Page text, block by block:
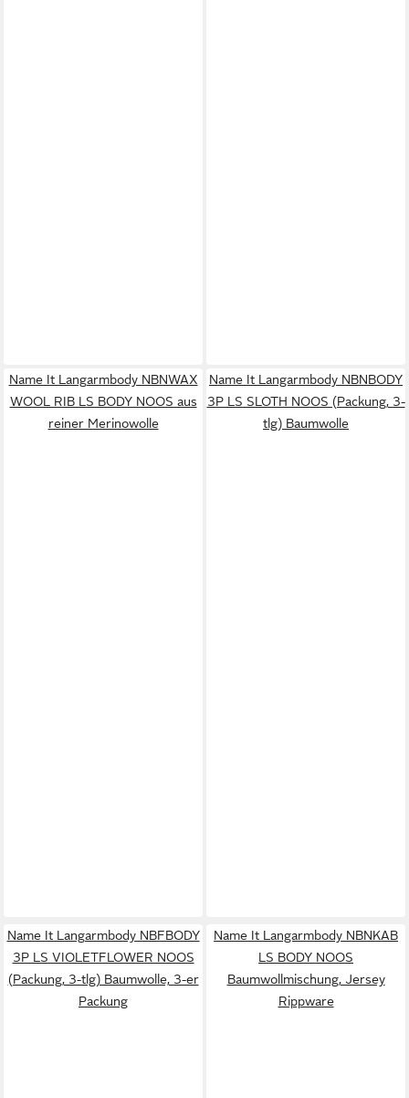
Name It Langarmbody NBNWAX
WOOL RIB LS BODY NOOS aus
reiner Merinowolle
Name It Langarmbody NBNBODY
3P LS SLOTH NOOS (Packung, 3-
tlg) Baumwolle
Name It Langarmbody NBFBODY
3P LS VIOLETFLOWER NOOS
(Packung, 3-tlg) Baumwolle, 3-er
Packung
Name It Langarmbody NBNKAB
LS BODY NOOS
Baumwollmischung, Jersey
Rippware